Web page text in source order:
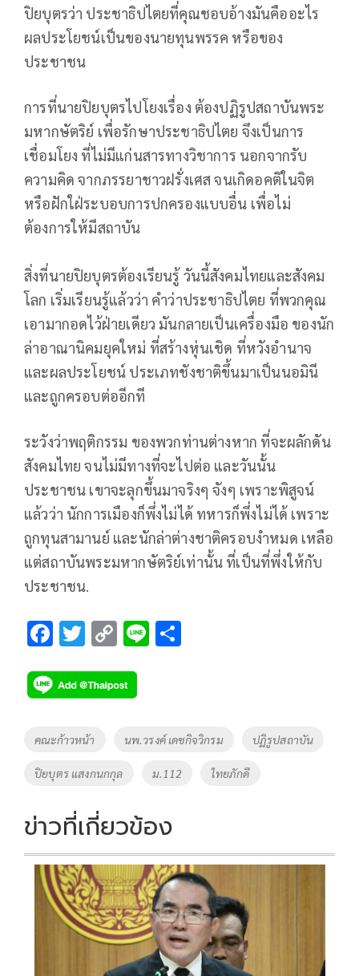
ปิยบุตรว่า ประชาธิปไตยที่คุณชอบอ้างมันคืออะไร
ผลประโยชน์เป็นของนายทุนพรรค หรือของ
ประชาชน
การที่นายปิยบุตรไปโยงเรื่อง ต้องปฏิรูปสถาบันพระ
มหากษัตริย์ เพื่อรักษาประชาธิปไตย จึงเป็นการ
เชื่อมโยง ที่ไม่มีแก่นสารทางวิชาการ นอกจากรับ
ความคิด จากภรรยาชาวฝรั่งเศส จนเกิดอคติในจิต
หรือฝักใฝ่ระบอบการปกครองแบบอื่น เพื่อไม่
ต้องการให้มีสถาบัน
สิ่งที่นายปิยบุตรต้องเรียนรู้ วันนี้สังคมไทยและสังคม
โลก เริ่มเรียนรู้แล้วว่า คำว่าประชาธิปไตย ที่พวกคุณ
เอามากอดไว้ฝ่ายเดียว มันกลายเป็นเครื่องมือ ของนัก
ล่าอาณานิคมยุคใหม่ ที่สร้างหุ่นเชิด ที่หวังอำนาจ
และผลประโยชน์ ประเภทชังชาติขึ้นมาเป็นนอมินี
และถูกครอบต่ออีกที
ระวังว่าพฤติกรรม ของพวกท่านต่างหาก ที่จะผลักดัน
สังคมไทย จนไม่มีทางที่จะไปต่อ และวันนั้น
ประชาชน เขาจะลุกขึ้นมาจริงๆ จังๆ เพราะพิสูจน์
แล้วว่า นักการเมืองก็พึ่งไม่ได้ ทหารก็พึ่งไม่ได้ เพราะ
ถูกทุนสามานย์ และนักล่าต่างชาติครอบงำหมด เหลือ
แต่สถาบันพระมหากษัตริย์เท่านั้น ที่เป็นที่พึ่งให้กับ
ประชาชน.
F
e
b
o
k
T
tt
er
C
p
y
Li
k
Li
Tags
คณะก้าวหน้า นพ.วรงค์ เดชกิจวิกรม ปฏิรูปสถาบัน
ปิยบุตร แสงกนกกุล ม.112 ไทยภักดี
ข่าวที่เกี่ยวข้อง